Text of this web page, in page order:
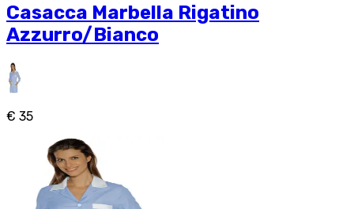
Casacca Marbella Rigatino
Azzurro/Bianco
€ 35